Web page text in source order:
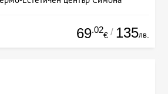
69.02
€ / 135лв.